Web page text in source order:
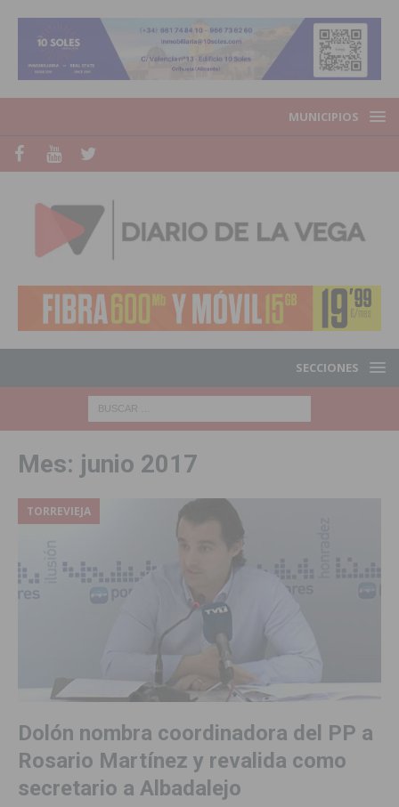
MUNICIPIOS
SECCIONES
Mes: junio 2017
TORREVIEJA
Dolón nombra coordinadora del PP a
Rosario Martínez y revalida como
secretario a Albadalejo